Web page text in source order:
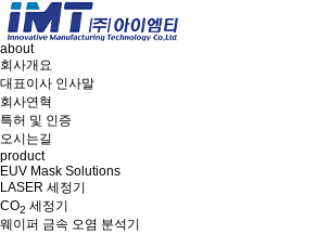
about
회사개요
대표이사 인사말
회사연혁
특허 및 인증
오시는길
product
EUV Mask Solutions
LASER 세정기
CO2 세정기
웨이퍼 금속 오염 분석기